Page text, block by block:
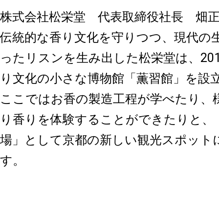
株式会社松栄堂 代表取締役社長 畑
伝統的な香り文化を守りつつ、現代の
ったリスンを生み出した松栄堂は、
り文化の小さな博物館「薫習館」を設
ここではお香の製造工程が学べたり、
り香りを体験することができたりと、
場」として京都の新しい観光スポット
す。